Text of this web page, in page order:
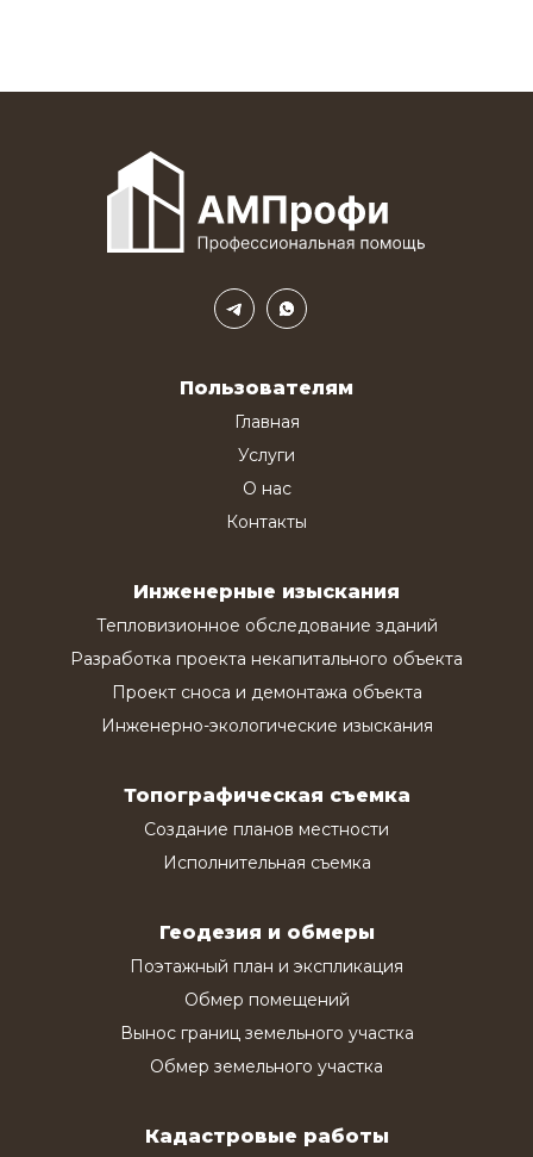
Пользователям
Главная
Услуги
О нас
Контакты
Инженерные изыскания
Тепловизионное обследование зданий
Разработка проекта некапитального объекта
Проект сноса и демонтажа объекта
Инженерно-экологические изыскания
Топографическая съемка
Создание планов местности
Исполнительная съемка
Геодезия и обмеры
Поэтажный план и экспликация
Обмер помещений
Вынос границ земельного участка
Обмер земельного участка
Кадастровые работы